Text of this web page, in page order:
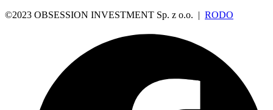
©2023 OBSESSION INVESTMENT Sp. z o.o. | RODO